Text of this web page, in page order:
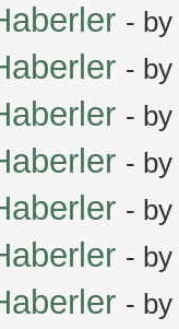
- by
- by
- by
- by
- by
- by
- by